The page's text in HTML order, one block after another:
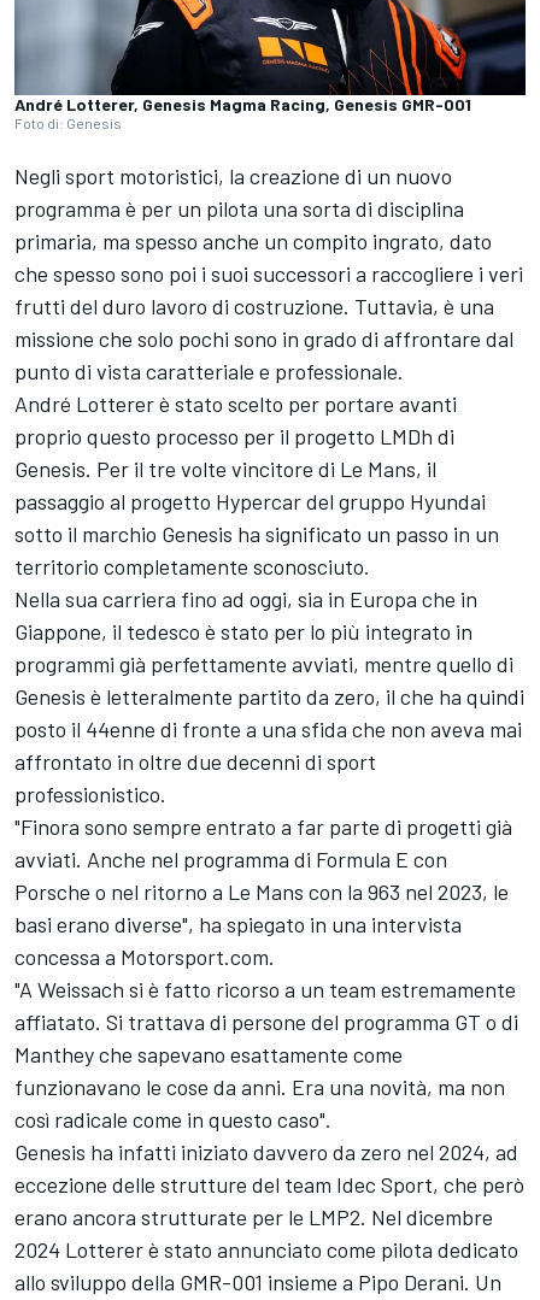
André Lotterer, Genesis Magma Racing, Genesis GMR-001
Foto di: Genesis
Negli sport motoristici, la creazione di un nuovo
programma è per un pilota una sorta di disciplina
primaria, ma spesso anche un compito ingrato, dato
che spesso sono poi i suoi successori a raccogliere i veri
frutti del duro lavoro di costruzione. Tuttavia, è una
missione che solo pochi sono in grado di affrontare dal
punto di vista caratteriale e professionale.
André Lotterer è stato scelto per portare avanti
proprio questo processo per il progetto LMDh di
Genesis. Per il tre volte vincitore di Le Mans, il
passaggio al progetto Hypercar del gruppo Hyundai
sotto il marchio Genesis ha significato un passo in un
territorio completamente sconosciuto.
Nella sua carriera fino ad oggi, sia in Europa che in
Giappone, il tedesco è stato per lo più integrato in
programmi già perfettamente avviati, mentre quello di
Genesis è letteralmente partito da zero, il che ha quindi
posto il 44enne di fronte a una sfida che non aveva mai
affrontato in oltre due decenni di sport
professionistico.
"Finora sono sempre entrato a far parte di progetti già
avviati. Anche nel programma di Formula E con
Porsche o nel ritorno a Le Mans con la 963 nel 2023, le
basi erano diverse", ha spiegato in una intervista
concessa a Motorsport.com.
"A Weissach si è fatto ricorso a un team estremamente
affiatato. Si trattava di persone del programma GT o di
Manthey che sapevano esattamente come
funzionavano le cose da anni. Era una novità, ma non
così radicale come in questo caso".
Genesis ha infatti iniziato davvero da zero nel 2024, ad
eccezione delle strutture del team Idec Sport, che però
erano ancora strutturate per le LMP2. Nel dicembre
2024 Lotterer è stato annunciato come pilota dedicato
allo sviluppo della GMR-001 insieme a Pipo Derani. Un